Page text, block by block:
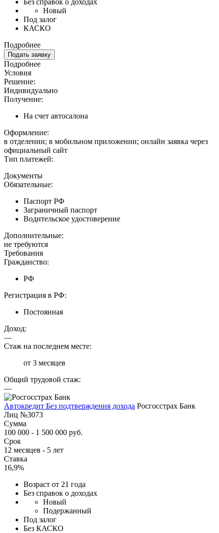
Новый
Под залог
КАСКО
Подробнее
Подать заявку
Подробнее
Условия
Решение:
Индивидуально
Получение:
На счет автосалона
Оформление:
в отделении; в мобильном приложении; онлайн заявка через
официальный сайт
Тип платежей:
Документы
Обязательные:
Паспорт РФ
Заграничный паспорт
Водительское удостоверение
Дополнительные:
не требуются
Требования
Гражданство:
РФ
Регистрация в РФ:
Постоянная
Доход:
—
Стаж на последнем месте:
от 3 месяцев
Общий трудовой стаж:
—
Автокредит Без подтверждения дохода Росгосстрах Банк
Лиц №3073
Сумма
100 000 - 1 500 000 руб.
Срок
12 месяцев - 5 лет
Ставка
16,9%
Возраст от 21 года
Без справок о доходах
Новый
Подержанный
Под залог
Без КАСКО